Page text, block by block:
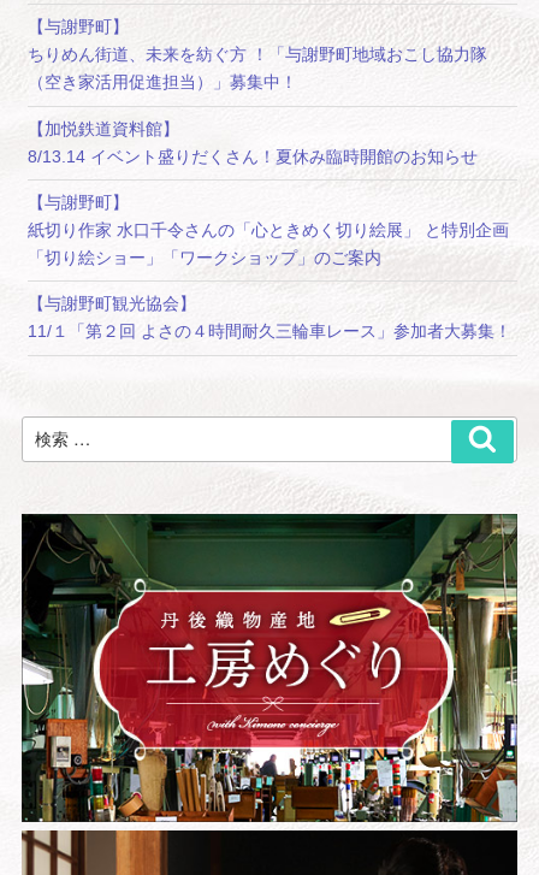
【与謝野町】
ちりめん街道、未来を紡ぐ方 ！「与謝野町地域おこし協力隊
（空き家活用促進担当）」募集中！
【加悦鉄道資料館】
8/13.14 イベント盛りだくさん！夏休み臨時開館のお知らせ
【与謝野町】
紙切り作家 水口千令さんの「心ときめく切り絵展」 と特別企画
「切り絵ショー」「ワークショップ」のご案内
【与謝野町観光協会】
11/１「第２回 よさの４時間耐久三輪車レース」参加者大募集！